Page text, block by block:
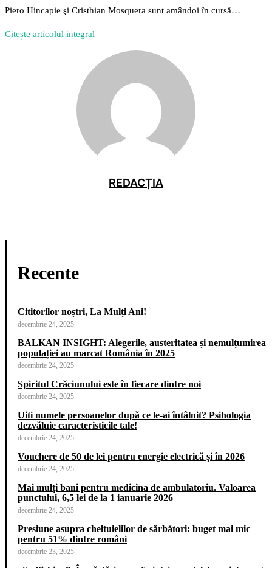
Piero Hincapie şi Cristhian Mosquera sunt amândoi în cursă…
Citește articolul integral
REDACȚIA
Recente
Cititorilor noștri, La Mulți Ani!
decembrie 24, 2025
BALKAN INSIGHT: Alegerile, austeritatea și nemulțumirea
populației au marcat România în 2025
decembrie 24, 2025
Spiritul Crăciunului este în fiecare dintre noi
decembrie 24, 2025
Uiti numele persoanelor după ce le-ai întâlnit? Psihologia
dezvăluie caracteristicile tale!
decembrie 24, 2025
Vouchere de 50 de lei pentru energie electrică și în 2026
decembrie 24, 2025
Mai mulți bani pentru medicina de ambulatoriu. Valoarea
punctului, 6,5 lei de la 1 ianuarie 2026
decembrie 24, 2025
Presiune asupra cheltuielilor de sărbători: buget mai mic
pentru 51% dintre români
decembrie 23, 2025